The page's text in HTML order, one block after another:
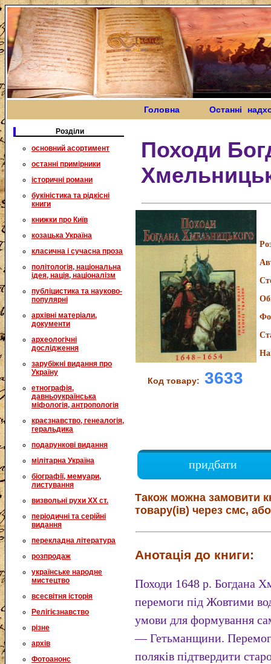
Головна Останні
Розділи
основний асортимент
останні примірники
історичні романи
букіністика та рідкісні
книги
книжки про Київ
козацька Україна
класична і сучасна проза
політологія, національна
ідея, нація, націоналізм
публіцистика та науково-
популярні
архівні матеріали,
документи
археологічні
дослідження
зарубіжні видання про
Україну
етнографія,
давньоукраїнська
міфологія, антропологія
краєзнавство, генеалогія,
геральдика
подарункові видання
мілітарна Україна
біографії, мемуари,
листування
визвольні рухи XX ст.
періодичні та серійні
видання
перекладна література
розпродаж
українське народне
мистецтво
всесвітня історія
Релігієзнавство
різне
архів
Фотоанонс
Походи
Код товару: 3633
придбати
Також можна замовити
товару(ів) через смс,
Анотація до книги:
Походи 1648 р. Богдана
перемоги під Жовтими
умови для формування
— Гетьманщини.
поляків підтвердити